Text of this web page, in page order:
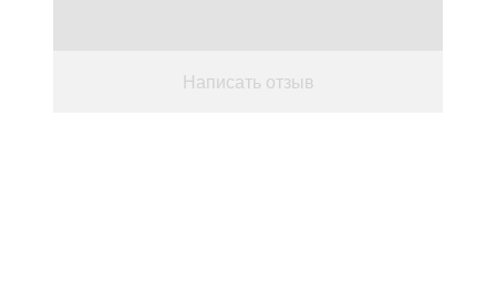
Написать отзыв